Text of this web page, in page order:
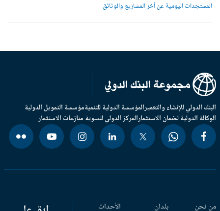
المستجدات اليومية عن آخر المشاريع والوثائق
الدولي للإنشاء والتعميرالمؤسسة الدولية للتنميةمؤسسة التمويل الدولية
الدولية لضمان الاستثمارالمركز الدولي لتسوية منازعات الاستثمار
نحن
بلدان
الأحداث